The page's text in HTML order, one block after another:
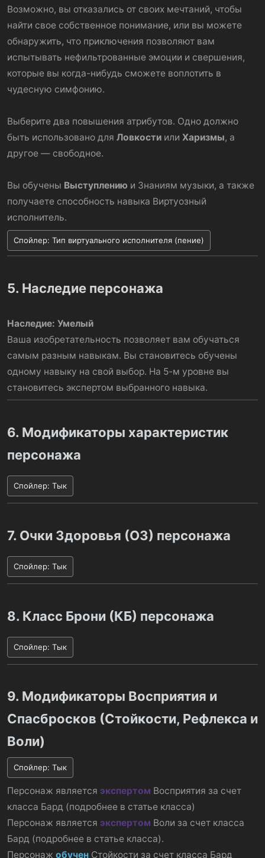
Возможно, вы отказались от своих мечтаний, чтобы
найти свое собственное понимание, или вы можете
обнаружить, что приключения позволяют вам
испытывать нефильтрованные эмоции и свершения,
которые вы когда-нибудь сможете воплотить в
чудесную симфонию.
Выберите два повышения атрибутов. Одно должно
быть использовано для Ловкости или Харизмы, а
другое — свободное.
Вы обучены Выступлению и Знаниям музыки, а также
получаете способность навыка Виртуозный
исполнитель.
Спойлер: Тип виртуального исполнителя (пение)
5. Наследие персонажа
Наследие: Умелый
Ваша изобретательность позволяет вам обучаться
самым разным навыкам. Вы становитесь обучены
одному навыку на свой выбор. На 5-м уровне вы
становитесь экспертом выбранного навыка.
6. Модификаторы характеристик
персонажа
Спойлер: Тык
7. Очки Здоровья (ОЗ) персонажа
Спойлер: Тык
8. Класс Брони (КБ) персонажа
Спойлер: Тык
9. Модификаторы Восприятия и
Спасбросков (Стойкости, Рефлекса и
Воли)
Спойлер: Тык
Персонаж является экспертом Восприятия за счет
класса Бард (подробнее в статье класса)
Персонаж является экспертом Воли за счет класса
Бард (подробнее в статье класса).
Персонаж обучен Стойкости за счет класса Бард